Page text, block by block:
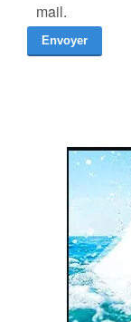
mail.